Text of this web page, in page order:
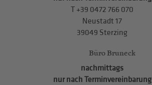
T +39 0472 766 070
Neustadt 17
39049 Sterzing
Büro Bruneck
nachmittags
nur nach Terminvereinbarung